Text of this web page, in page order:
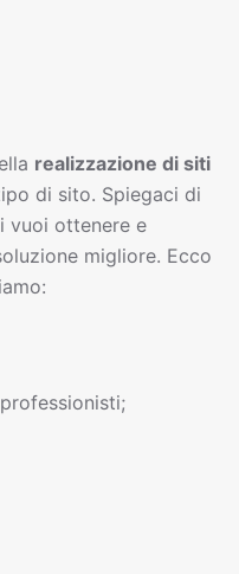
realizzazione di siti
di sito. Spiegaci di
vuoi ottenere e
migliore. Ecco